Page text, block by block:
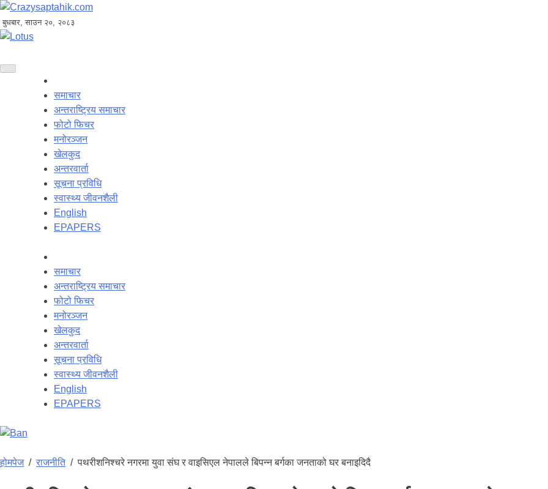
बुधबार, साउन २०, २०८३
समाचार
अन्तराष्ट्रिय समाचार
फोटो फिचर
मनोरञ्जन
खेलकुद
अन्तरवार्ता
सूचना प्रविधि
स्वास्थ्य जीवनशैली
English
EPAPERS
समाचार
अन्तराष्ट्रिय समाचार
फोटो फिचर
मनोरञ्जन
खेलकुद
अन्तरवार्ता
सूचना प्रविधि
स्वास्थ्य जीवनशैली
English
EPAPERS
होमपेज/राजनीति/पथरीशनिश्चरे नगरमा युवा संघ र वाइसिएल नेपालले बिपन्न बर्गका जनताको घर बनाइदिदै